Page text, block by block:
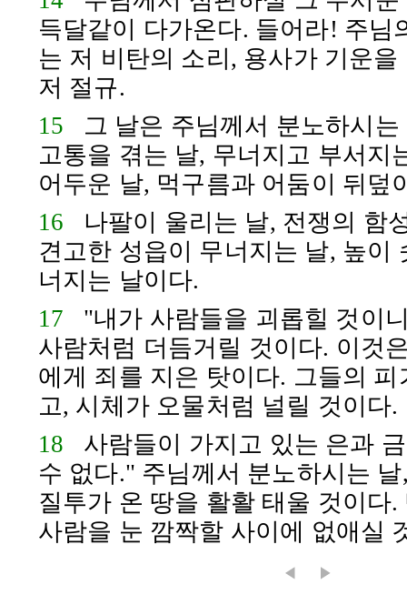
득달같이 다가온다. 들어라! 주님
는 저 비탄의 소리, 용사가 기운
저 절규.
15 그 날은 주님께서 분노하시
고통을 겪는 날, 무너지고 부서지
어두운 날, 먹구름과 어둠이 뒤덮
16
나팔이 울리는 날, 전쟁의 함
견고한 성읍이 무너지는 날, 높이
너지는 날이다.
17 "내가 사람들을 괴롭힐 것이
사람처럼 더듬거릴 것이다. 이것
에게 죄를 지은 탓이다. 그들의
고, 시체가 오물처럼 널릴 것이다.
18 사람들이 가지고 있는 은과
수 없다." 주님께서 분노하시는
질투가 온 땅을 활활 태울 것이다
사람을 눈 깜짝할 사이에 없애실